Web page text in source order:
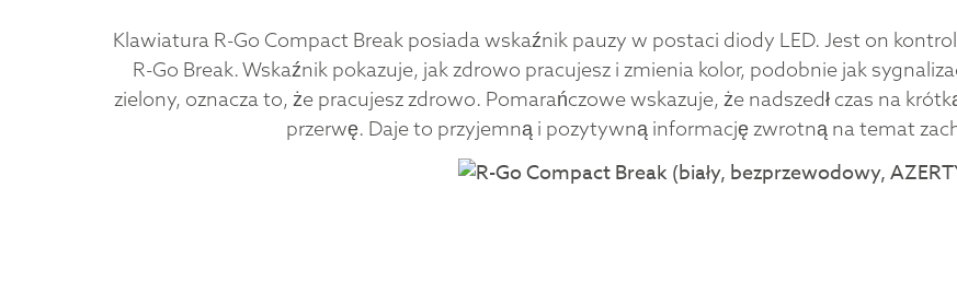
Klawiatura R-Go Compact Break posiada wskaźnik pauzy w postaci diody LED. Jest on
R-Go Break. Wskaźnik pokazuje, jak zdrowo pracujesz i zmienia kolor, podobnie jak
zielony, oznacza to, że pracujesz zdrowo. Pomarańczowe wskazuje, że nadszedł czas na
przerwę. Daje to przyjemną i pozytywną informację zwrotną na temat